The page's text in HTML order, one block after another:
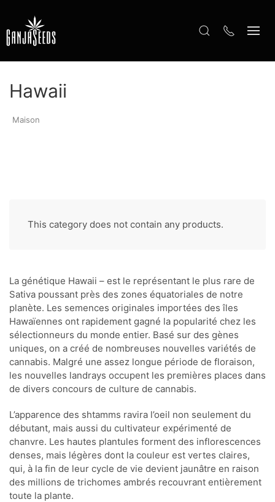
Hawaii
Maison
This category does not contain any products.
La génétique Hawaii – est le représentant le plus rare de
Sativa poussant près des zones équatoriales de notre
planète. Les semences originales importées des îles
Hawaïennes ont rapidement gagné la popularité chez les
sélectionneurs du monde entier. Basé sur des gènes
uniques, on a créé de nombreuses nouvelles variétés de
cannabis. Malgré une assez longue période de floraison,
les nouvelles landrays occupent les premières places dans
de divers concours de culture de cannabis.
L’apparence des shtamms ravira l’oeil non seulement du
débutant, mais aussi du cultivateur expérimenté de
chanvre. Les hautes plantules forment des inflorescences
denses, mais légères dont la couleur est vertes claires,
qui, à la fin de leur cycle de vie devient jaunâtre en raison
des millions de trichomes ambrés recouvrant entièrement
toute la plante.